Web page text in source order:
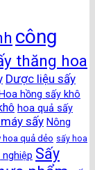
công
thăng hoa
Dược liệu sấy
Hoa hồng sấy khô
hoa quả sấy
sấy Nông
hoa quả dẻo sấy hoa
Sấy